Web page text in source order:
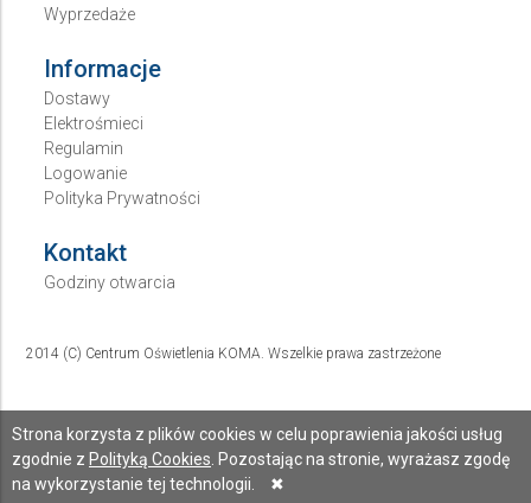
Strona korzysta z plików cookies w celu poprawienia jakości usług
zgodnie z Polityką Cookies . Pozostając na stronie, wyrażasz zgodę
na wykorzystanie tej technologii.
✖
Wyprzedaże
Informacje
Dostawy
Elektrośmieci
Regulamin
Logowanie
Polityka Prywatności
Kontakt
Godziny otwarcia
2014 (C) Centrum Oświetlenia KOMA. Wszelkie prawa zastrzeżone